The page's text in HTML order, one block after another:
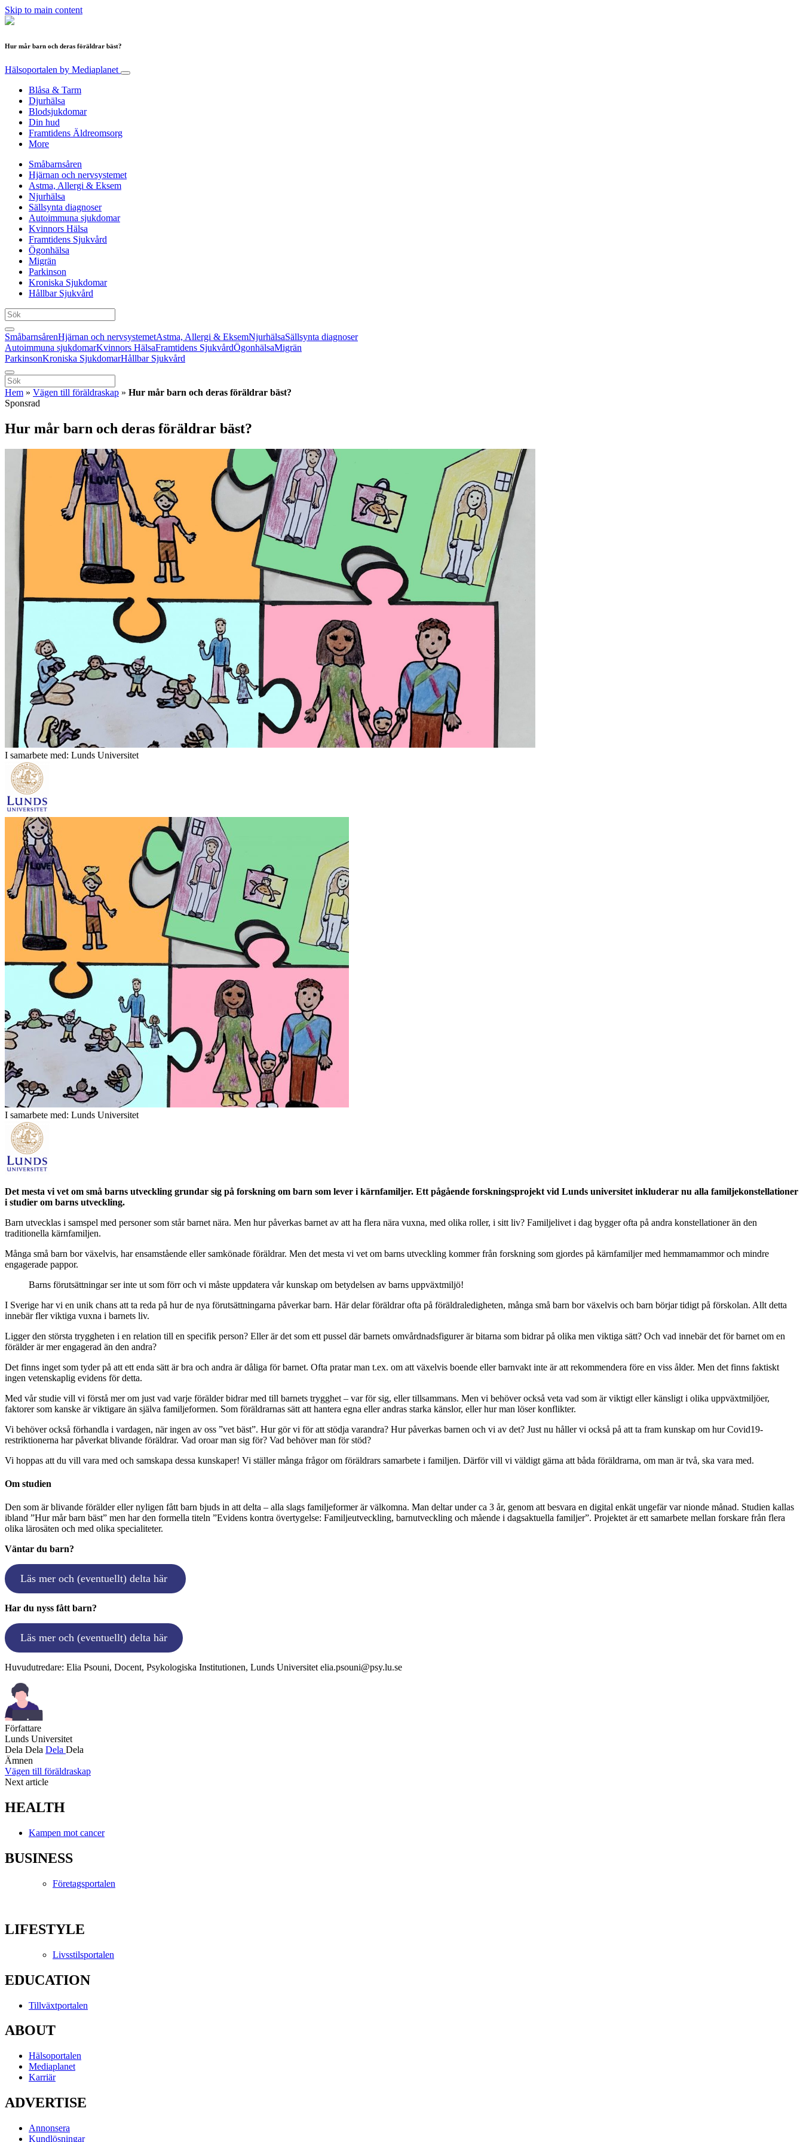
Skip to main content
Hur mår barn och deras föräldrar bäst?
Hälsoportalen by Mediaplanet
Blåsa & Tarm
Djurhälsa
Blodsjukdomar
Din hud
Framtidens Äldreomsorg
More
Småbarnsåren
Hjärnan och nervsystemet
Astma, Allergi & Eksem
Njurhälsa
Sällsynta diagnoser
Autoimmuna sjukdomar
Kvinnors Hälsa
Framtidens Sjukvård
Ögonhälsa
Migrän
Parkinson
Kroniska Sjukdomar
Hållbar Sjukvård
SmåbarnsårenHjärnan och nervsystemetAstma, Allergi & EksemNjurhälsaSällsynta diagnoser
Autoimmuna sjukdomarKvinnors HälsaFramtidens SjukvårdÖgonhälsaMigrän
ParkinsonKroniska SjukdomarHållbar Sjukvård
Hem » Vägen till föräldraskap » Hur mår barn och deras föräldrar bäst?
Sponsrad
Hur mår barn och deras föräldrar bäst?
I samarbete med: Lunds Universitet
I samarbete med: Lunds Universitet
Det mesta vi vet om små barns utveckling grundar sig på forskning om barn som lever i kärnfamiljer. Ett pågående forskningsprojekt vid Lunds universitet inkluderar nu alla familjekonstellationer
i studier om barns utveckling.
Barn utvecklas i samspel med personer som står barnet nära. Men hur påverkas barnet av att ha flera nära vuxna, med olika roller, i sitt liv? Familjelivet i dag bygger ofta på andra konstellationer än den
traditionella kärnfamiljen.
Många små barn bor växelvis, har ensamstående eller samkönade föräldrar. Men det mesta vi vet om barns utveckling kommer från forskning som gjordes på kärnfamiljer med hemmamammor och mindre
engagerade pappor.
Barns förutsättningar ser inte ut som förr och vi måste uppdatera vår kunskap om betydelsen av barns uppväxtmiljö!
I Sverige har vi en unik chans att ta reda på hur de nya förutsättningarna påverkar barn. Här delar föräldrar ofta på föräldraledigheten, många små barn bor växelvis och barn börjar tidigt på förskolan. Allt detta
innebär fler viktiga vuxna i barnets liv.
Ligger den största tryggheten i en relation till en specifik person? Eller är det som ett pussel där barnets omvårdnadsfigurer är bitarna som bidrar på olika men viktiga sätt? Och vad innebär det för barnet om en
förälder är mer engagerad än den andra?
Det finns inget som tyder på att ett enda sätt är bra och andra är dåliga för barnet. Ofta pratar man t.ex. om att växelvis boende eller barnvakt inte är att rekommendera före en viss ålder. Men det finns faktiskt
ingen vetenskaplig evidens för detta.
Med vår studie vill vi förstå mer om just vad varje förälder bidrar med till barnets trygghet – var för sig, eller tillsammans. Men vi behöver också veta vad som är viktigt eller känsligt i olika uppväxtmiljöer,
faktorer som kanske är viktigare än själva familjeformen. Som föräldrarnas sätt att hantera egna eller andras starka känslor, eller hur man löser konflikter.
Vi behöver också förhandla i vardagen, när ingen av oss ”vet bäst”. Hur gör vi för att stödja varandra? Hur påverkas barnen och vi av det? Just nu håller vi också på att ta fram kunskap om hur Covid19-
restriktionerna har påverkat blivande föräldrar. Vad oroar man sig för? Vad behöver man för stöd?
Vi hoppas att du vill vara med och samskapa dessa kunskaper! Vi ställer många frågor om föräldrars samarbete i familjen. Därför vill vi väldigt gärna att båda föräldrarna, om man är två, ska vara med.
Om studien
Den som är blivande förälder eller nyligen fått barn bjuds in att delta – alla slags familjeformer är välkomna. Man deltar under ca 3 år, genom att besvara en digital enkät ungefär var nionde månad. Studien kallas
ibland ”Hur mår barn bäst” men har den formella titeln ”Evidens kontra övertygelse: Familjeutveckling, barnutveckling och mående i dagsaktuella familjer”. Projektet är ett samarbete mellan forskare från flera
olika lärosäten och med olika specialiteter.
Väntar du barn?
Läs mer och (eventuellt) delta här
Har du nyss fått barn?
Läs mer och (eventuellt) delta här
Huvudutredare: Elia Psouni, Docent, Psykologiska Institutionen, Lunds Universitet elia.psouni@psy.lu.se
Författare
Lunds Universitet
Dela Dela Dela Dela
Ämnen
Vägen till föräldraskap
Next article
HEALTH
Kampen mot cancer
BUSINESS
Företagsportalen
LIFESTYLE
Livsstilsportalen
EDUCATION
Tillväxtportalen
ABOUT
Hälsoportalen
Mediaplanet
Karriär
ADVERTISE
Annonsera
Kundlösningar